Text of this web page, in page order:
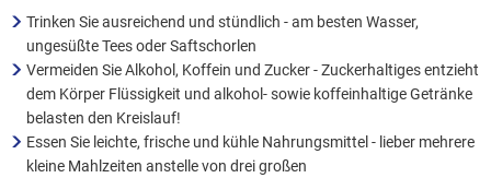
Trinken Sie ausreichend und stündlich - am besten Wasser,
ungesüßte Tees oder Saftschorlen
Vermeiden Sie Alkohol, Koffein und Zucker - Zuckerhaltiges entzieht
dem Körper Flüssigkeit und alkohol- sowie koffeinhaltige Getränke
belasten den Kreislauf!
Essen Sie leichte, frische und kühle Nahrungsmittel - lieber mehrere
kleine Mahlzeiten anstelle von drei großen